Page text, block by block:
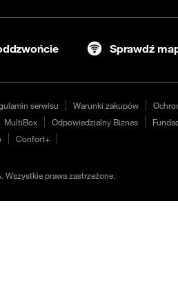
Sprawdź
serwisu Warunki zakupów
MultiBox Odpowiedzialny Biznes
Confort+
Wszystkie prawa zastrzeżone.